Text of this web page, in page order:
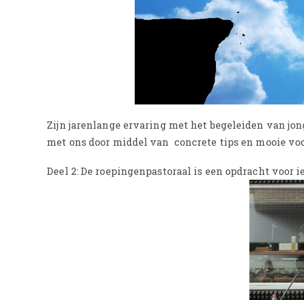
Zijn jarenlange ervaring met het begeleiden van
met ons door middel van concrete tips en mooie
Deel 2: De roepingenpastoraal is een opdracht voor